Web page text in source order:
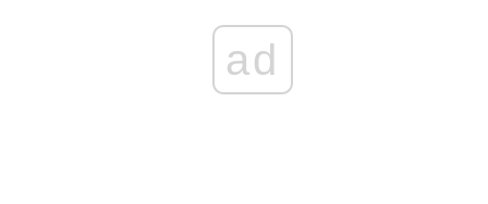
ad